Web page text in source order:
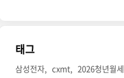
태그
삼성전자 cxmt
2026청년월세